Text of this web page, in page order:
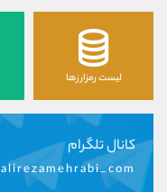
لیست رمزارزها
کانال تلگرام
alirezamehrabi_com